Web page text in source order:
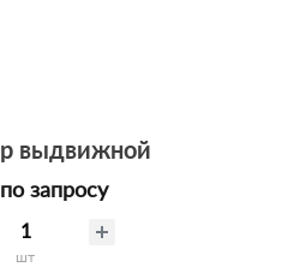
выдвижной
запросу
шт